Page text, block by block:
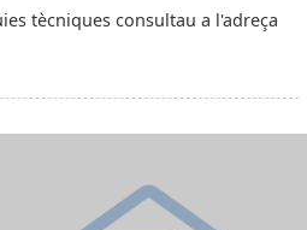
tècniques consultau a l'adreça